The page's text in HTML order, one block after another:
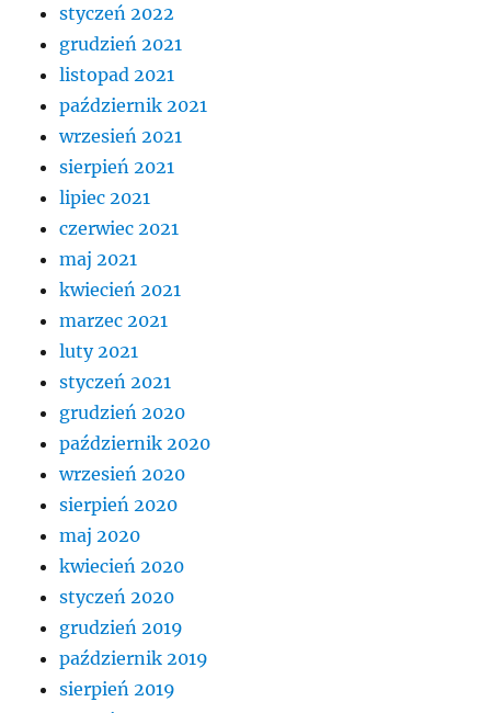
styczeń 2022
grudzień 2021
listopad 2021
październik 2021
wrzesień 2021
sierpień 2021
lipiec 2021
czerwiec 2021
maj 2021
kwiecień 2021
marzec 2021
luty 2021
styczeń 2021
grudzień 2020
październik 2020
wrzesień 2020
sierpień 2020
maj 2020
kwiecień 2020
styczeń 2020
grudzień 2019
październik 2019
sierpień 2019